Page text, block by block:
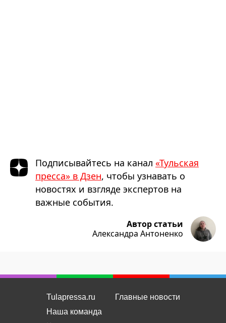
Подписывайтесь на канал «Тульская
пресса» в Дзен, чтобы узнавать о
новостях и взгляде экспертов на
важные события.
Автор статьи
Александра Антоненко
Tulapressa.ru
Наша команда
Главные новости